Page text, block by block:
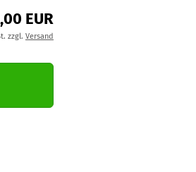
EUR
zzgl. Versand